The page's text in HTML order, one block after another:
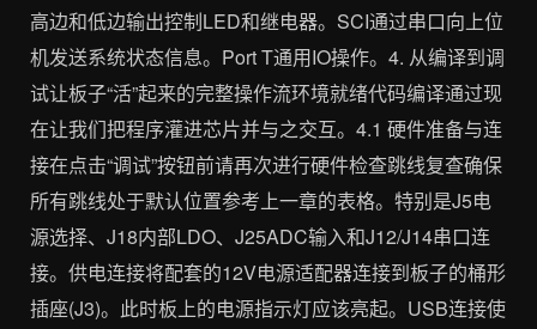
高边和低边输出控制LED和继电器。SCI通过串口向上位
机发送系统状态信息。Port T通用IO操作。4. 从编译到调
试让板子“活”起来的完整操作流环境就绪代码编译通过现
在让我们把程序灌进芯片并与之交互。4.1 硬件准备与连
接在点击“调试”按钮前请再次进行硬件检查跳线复查确保
所有跳线处于默认位置参考上一章的表格。特别是J5电
源选择、J18内部LDO、J25ADC输入和J12/J14串口连
接。供电连接将配套的12V电源适配器连接到板子的桶形
插座(J3)。此时板上的电源指示灯应该亮起。USB连接使